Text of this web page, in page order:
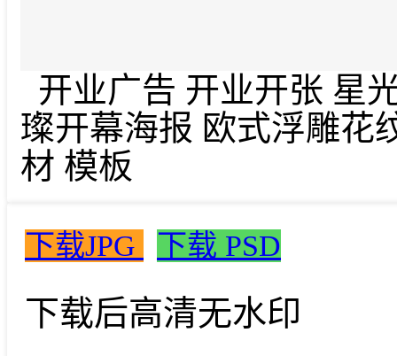
开业广告 开业开张 星
璨开幕海报 欧式浮雕花
材 模板
下载JPG 下载 PSD
下载后高清无水印